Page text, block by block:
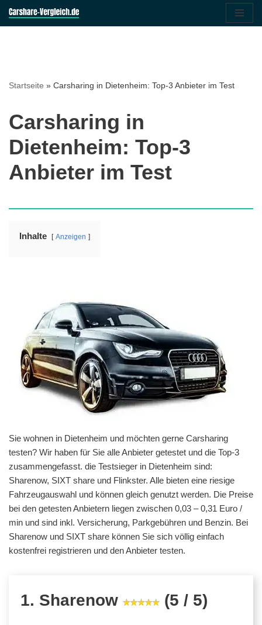
Startseite » Carsharing in Dietenheim: Top-3 Anbieter im Test
Carsharing in
Dietenheim: Top-3
Anbieter im Test
Inhalte Anzeigen
Sie wohnen in Dietenheim und möchten gerne Carsharing
testen? Wir haben für Sie alle Anbieter getestet und die Top-3
zusammengefasst. die Testsieger in Dietenheim sind:
Sharenow, SIXT share und Flinkster. Alle bieten eine riesige
Fahrzeugauswahl und können gleich genutzt werden. Die Preise
bei den getesten Anbietern liegen zwischen 0,03 – 0,31 Euro /
min und sind inkl. Versicherung, Parkgebühren und Benzin. Bei
Sharenow und SIXT share können Sie sich völlig einfach
kostenfrei registrieren und den Anbieter testen.
1. Sharenow (5 / 5)